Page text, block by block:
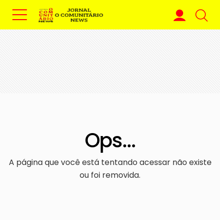
Ops...
A página que você está tentando acessar não existe
ou foi removida.